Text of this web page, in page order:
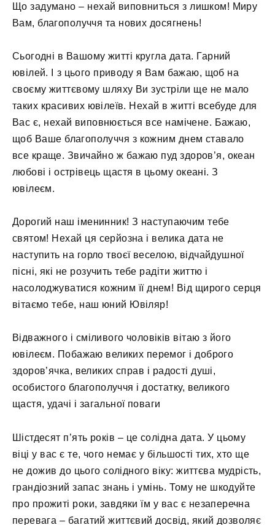
Що задумано – нехай виповниться з лишком! Миру
Вам, благополуччя та нових досягнень!
Сьогодні в Вашому житті кругла дата. Гарний
ювілей. І з цього приводу я Вам бажаю, щоб на
своєму життєвому шляху Ви зустріли ще не мало
таких красивих ювілеїв. Нехай в житті всебуде для
Вас є, нехай виповнюється все намічене. Бажаю,
щоб Ваше благополуччя з кожним днем ​​ставало
все краще. Звичайно ж бажаю пуд здоров’я, океан
любові і острівець щастя в цьому океані. З
ювілеєм.
Дорогий наш іменинник! З наступаючим тебе
святом! Нехай ця серйозна і велика дата не
наступить на горло твоєї веселою, відчайдушної
пісні, які не розучить тебе радіти життю і
насолоджуватися кожним її днем! Від щирого серця
вітаємо тебе, наш юний Ювіляр!
Відважного і сміливого чоловіків вітаю з його
ювілеєм. Побажаю великих перемог і доброго
здоров’ячка, великих справ і радості душі,
особистого благополуччя і достатку, великого
щастя, удачі і загальної поваги
Шістдесят п’ять років – це солідна дата. У цьому
віці у вас є те, чого немає у більшості тих, хто ще
не дожив до цього солідного віку: життєва мудрість,
грандіозний запас знань і умінь. Тому не шкодуйте
про прожиті роки, завдяки їм у вас є незаперечна
перевага – багатий життєвий досвід, який дозволяє